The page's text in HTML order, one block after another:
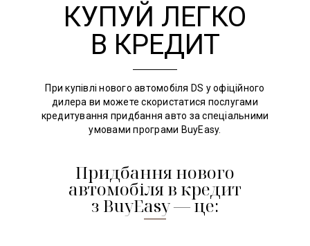
КУПУЙ ЛЕГКО
В КРЕДИТ
При купівлі нового автомобіля DS у офіційного
дилера ви можете скористатися послугами
кредитування придбання авто за спеціальними
умовами програми BuyEasy.
Придбання нового
автомобіля в кредит
з BuyEasy — це: